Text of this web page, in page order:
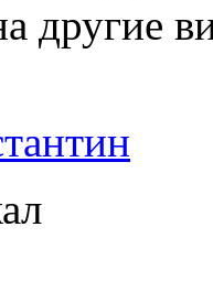
другие